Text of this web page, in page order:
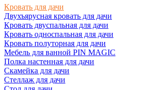
Кровать для дачи
Двухъярусная кровать для дачи
Кровать двуспальная для дачи
Кровать односпальная для дачи
Кровать полуторная для дачи
Мебель для ванной PIN MAGIC
Полка настенная для дачи
Скамейка для дачи
Стеллаж для дачи